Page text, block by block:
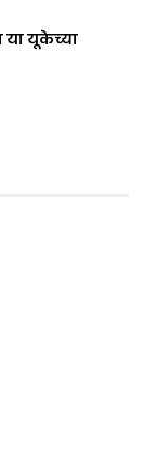
या यूकेच्या